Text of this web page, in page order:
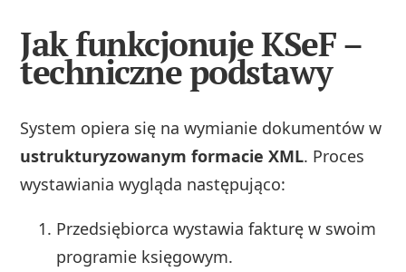
Jak funkcjonuje KSeF –
techniczne podstawy
System opiera się na wymianie dokumentów w
ustrukturyzowanym formacie XML. Proces
wystawiania wygląda następująco:
Przedsiębiorca wystawia fakturę w swoim
programie księgowym.